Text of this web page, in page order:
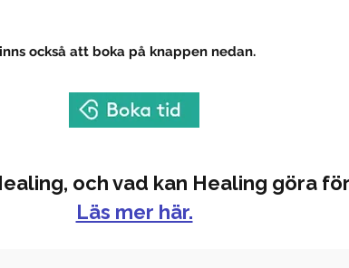
också att boka på knappen nedan.
och vad kan Healing göra
Läs mer här.